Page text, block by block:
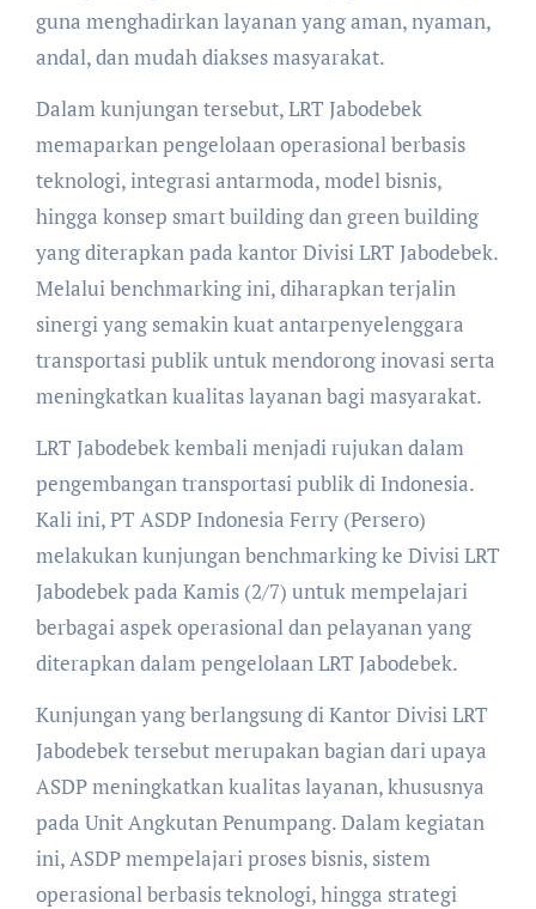
guna menghadirkan layanan yang aman, nyaman,
andal, dan mudah diakses masyarakat.
Dalam kunjungan tersebut, LRT Jabodebek
memaparkan pengelolaan operasional berbasis
teknologi, integrasi antarmoda, model bisnis,
hingga konsep smart building dan green building
yang diterapkan pada kantor Divisi LRT Jabodebek.
Melalui benchmarking ini, diharapkan terjalin
sinergi yang semakin kuat antarpenyelenggara
transportasi publik untuk mendorong inovasi serta
meningkatkan kualitas layanan bagi masyarakat.
LRT Jabodebek kembali menjadi rujukan dalam
pengembangan transportasi publik di Indonesia.
Kali ini, PT ASDP Indonesia Ferry (Persero)
melakukan kunjungan benchmarking ke Divisi LRT
Jabodebek pada Kamis (2/7) untuk mempelajari
berbagai aspek operasional dan pelayanan yang
diterapkan dalam pengelolaan LRT Jabodebek.
Kunjungan yang berlangsung di Kantor Divisi LRT
Jabodebek tersebut merupakan bagian dari upaya
ASDP meningkatkan kualitas layanan, khususnya
pada Unit Angkutan Penumpang. Dalam kegiatan
ini, ASDP mempelajari proses bisnis, sistem
operasional berbasis teknologi, hingga strategi